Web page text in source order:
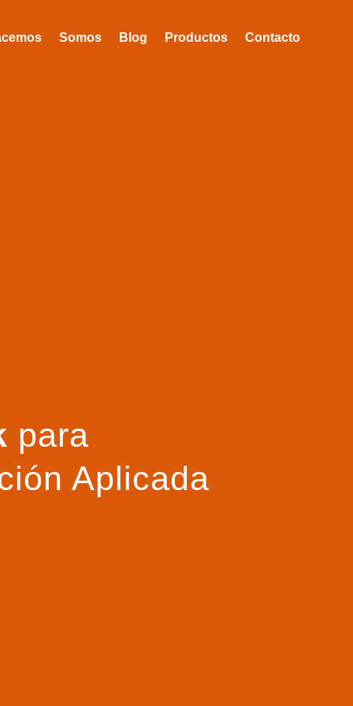
Somos Blog Productos Contacto
para
Aplicada